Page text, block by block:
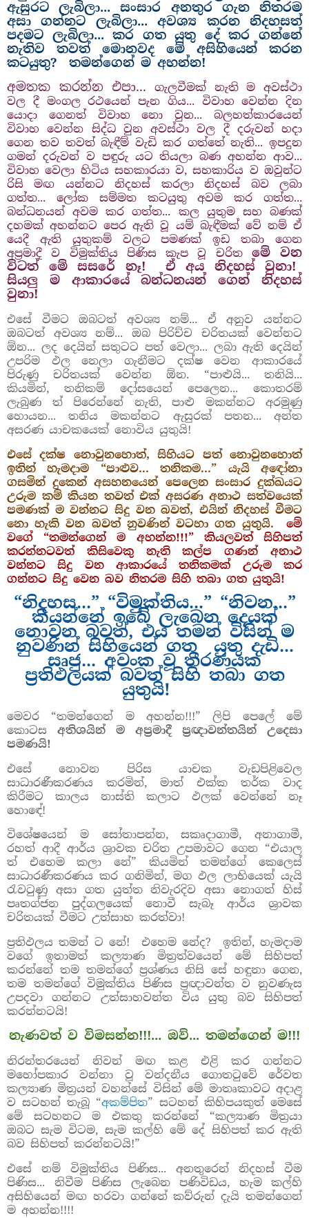
ඇසුරට ලැබිලා... සංසාර අනතුර ගැන නිතරම
අසා ගන්නට ලැබිලා... අවශ්‍ය කරන නිදහසත්
පදමට ලැබිලා... කර ගත යුතු දේ කර ගන්නේ
නැතිව තවත් මොනවද මේ අසිහියෙන් කරන
කටයුතු?
තමන්ගෙන් ම අහන්න!
අමතක කරන්න එපා... ගැලවීමක් නැති ම අවස්ථා
වල දී මංගල රථයෙන් පැන ගිය... විවාහ වෙන්න දින
යොදා ගෙනත් විවාහ නො වුන... බලහත්කාරයෙන්
විවාහ වෙන්න සිද්ධ වුන අවස්ථා වල දී දරුවන් හදා
ගෙන තව තවත් බැඳීම් වැඩි කර ගත්තේ නැති... ඉපදුන
ගමන් දරුවන් ව පඳුරු යට තියලා බණ අහන්න ආව...
විවාහ වෙලා හිටිය සහකාරයා ව, සහකාරිය ව ඔවුන්ට
රිසි මඟ යන්නට නිදහස් කරලා නිදහස් බව ලබා
ගත්ත... ලෝක සම්මත කටයුතු අවම කර ගත්ත...
බන්ධනයන් අවම කර ගත්ත... කල යුතුම සහ බණක්
දහමක් අහන්නට පෙර ඇති වූ යම් බැඳීමක් වේ නම් ඒ
යෙදී ඇති යුතුකම් වලට පමණක් ඉඩ තබා ගෙන
අප්‍රමාදී ව විමුක්තිය පිණිස කැප වූ චරිත මේ වන
විටත් මේ සසරේ නෑ! ඒ අය නිදහස් වුනා!
සියලු ම ආකාරයේ බන්ධනයන් ගෙන් නිදහස්
වුනා!
එසේ වීමට ඔබටත් අවශ්‍ය නම්... ඒ අනුව යන්නට
ඔබටත් අවශ්‍ය නම්... ඔබ පිරිච්ච චරිතයක් වෙන්නට
ඕන... ලද දෙයින් සතුටට පත් වෙලා... ලබා ඇති දෙයින්
උපරිම ඵල නෙලා ගැනීමට දක්ෂ වෙන ආකාරයේ
පිරුණු චරිතයක් වෙන්න ඕන. “පාළුයි... තනියි...
කියමින්, තනිකම් දෝසයෙන් පෙලෙන... කොතරම්
ලැබුණ ත් පිරෙන්නේ නැති, පාළු මකන්නට අරමුණු
හොයන... තනිය මකන්නට ඇසුරක් පතන... අන්ත
අසරණ යාචකයෙක් නොවිය යුතුයි!
එසේ දක්ෂ නොවුනහොත්, සිහියට පත් නොවුනහොත්
ඉතින් හැමදාම “පාළුව... තනිකම...” යැයි අඳෝනා
ගසමින් දුකෙන් අසහනයෙන් පෙලෙන සංසාර දුක්ඛයට
උරුම කම් කියන තවත් එක් අසරණ අනාථ සත්වයෙක්
පමණක් ම වන්නට සිදු වන බවත්, එයින් නිදහස් වීමට
නො හැකි වන බවත් නුවණින් වටහා ගත යුතුයි.
මේ
වගේ “තමන්ගෙන් ම අහන්න!!!” කියලවත් සිහිපත්
කරන්නටවත් කිසිවෙකු නැති කල්ප ගණන් අනාථ
වන්නට සිදු වන ආකාරයේ තනිකමක් උරුම කර
ගන්නට සිදු වෙන බව නිතරම සිහි තබා ගත යුතුයි!
“නිදහස...” “විමුක්තිය...” “නිවන...”
කියන්නේ ඉබේ ලැබෙන දෙයක්
නොවන බවත්, එය තමන් විසින් ම
නුවණින් සිහියෙන් ගත යුතු දැඩි...
සෘජු... අවංක වූ තීරණයක
ප්‍රතිඵලයක් බවත් සිහි තබා ගත
යුතුයි!
මෙවර “තමන්ගෙන් ම අහන්න!!!” ලිපි පෙලේ මේ
කොටස අතිශයින් ම අප්‍රමාදී ප්‍රඥාවන්තයින් උදෙසා
පමණයි!
එසේ නොවන පිරිස යාචක වැඩපිළිවෙල
සාධාරණීකරණය කරමින්, මාත් එක්ක තර්ක වාද
කිරීමට කාලය නාස්ති කලාට ඵලක් වෙන්නේ නෑ
හොඳේ!
විශේෂයෙන් ම සෝතාපන්න, සකෘදාගාමී, අනාගාමී,
රහත් ආදී ආර්ය ශ්‍රාවක චරිත උපමාවට ගෙන “එයාල
ත් එහෙම කලා නේ” කියමින් තමන්ගේ කෙලෙස්
සාධාරණීකරණය කර ගනිමින්, මග ඵල ලාභියෙක් යැයි
රැවටුණු අසා ගත යුත්ත නිවැරදිව අසා නොගත් හිස්
පෘතග්ජන පුද්ගලයෙක් නොවී සැබෑ ආර්ය ශ්‍රාවක
චරිතයක් වීමට උත්සාහ කරත්වා!
ප්‍රතිඵලය තමන් ට නේ!
එහෙම නේද?
ඉතින්, හැමදාම
වගේ ඉතාමත් කල්‍යාණ මිත්‍රත්වයෙන් මේ සිහිපත්
කරන්නේ තම තමන්ගේ ප්‍රශ්ණය නිසි සේ හඳුනා ගෙන,
තම තමන්ගේ විමුක්තිය පිණිස ප්‍රඥාවන්ත ව නුවණැස
උපදවා ගන්නට උත්සාහවන්ත විය යුතු බව සිහිපත්
කරන්නටයි!
නැණවත් ව විමසන්න!!!... ඔව්... තමන්ගෙන් ම!!!
නිරන්තරයෙන් නිවන් මඟ කළ එළි කර ගන්නට
මහෝපකාර වන්නා වූ වන්දනීය ගොතටුවේ රේවත
කල්‍යාණ මිත්‍රයන් වහන්සේ විසින් මේ මාතෘකාවට අදාළ
ව සටහන් තැබූ “අකම්පිත” සටහන් කිහිපයකුත් මෙසේ
මේ සටහනට ම එකතු කරන්නේ “කල්‍යාණ මිත්‍රයා
ඔබට සැම විටම, සැම කල්හි මේ දේ සිහිපත් කර ඇති
බව සිහිපත් කරන්නටයි!”
එසේ නම් විමුක්තිය පිණිස... අනතුරෙන් නිදහස් වීම
පිණිස... නිවීම පිණිස ලැබෙන පණිවිඩය, හැම කල්හි
අසිහියෙන් මඟ හරවා ගන්නේ කව්රුන් දැයි තමන්ගෙන්
ම අහන්න!!!!